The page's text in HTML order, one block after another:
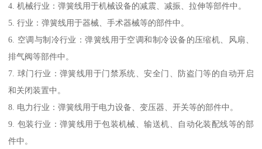
4. 机械行业：弹簧线用于机械设备的减震、减振、拉伸等部件中。
5. 行业：弹簧线用于器械、手术器械等的部件中。
6. 空调与制冷行业：弹簧线用于空调和制冷设备的压缩机、风扇、
排气阀等部件中。
7. 球门行业：弹簧线用于门禁系统、安全门、防盗门等的自动开启
和关闭装置中。
8. 电力行业：弹簧线用于电力设备、变压器、开关等的部件中。
9. 包装行业：弹簧线用于包装机械、输送机、自动化装配线等的部
件中。